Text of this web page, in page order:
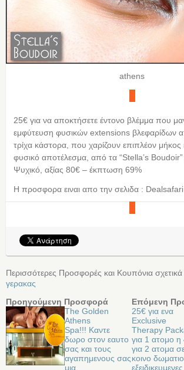
athens
25€ για να αποκτήσετε έντονο βλέμμα που
εμφύτευση φυσικών extensions βλεφαρίδων
τρίχα κάστορα, που χαρίζουν επιπλέον μήκος
φυσικό αποτέλεσμα, από τα “Stella’s Boudoir”
Ψυχικό, αξίας 80€ – έκπτωση 69%
Η προσφορα ειναι απο την σελιδα : Dealsafari
Περισσότερες Προσφορές και Κουπόνια σχετικά
γερακας
Προηγούμενη Προσφορά
The Golden
Athens
Spa!!! Καντε
δωρο στον εαυτο
σας και τους
αγαπημενους σας
μια
Επόμενη
25€ για ενα
Exclusive
Therapy
για 1 ατομο η
για 2 ατομα
κοινο